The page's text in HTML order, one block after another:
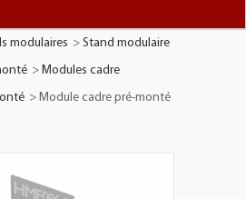
modulaires > Stand modulaire
> Modules cadre
> Module cadre pré-monté